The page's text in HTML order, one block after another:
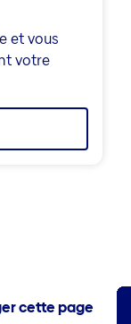
et vous
votre
cette page